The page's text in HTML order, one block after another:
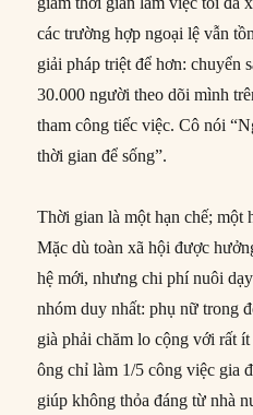
các trường hợp ngoại lệ vẫn
giải pháp triệt để hơn: chuyển
30.000 người theo dõi mình
tham công tiếc việc. Cô nói
thời gian để sống”.
Thời gian là một hạn chế; một
Mặc dù toàn xã hội được
hệ mới, nhưng chi phí nuôi
nhóm duy nhất: phụ nữ trong
già phải chăm lo cộng với rất
ông chỉ làm 1/5 công việc gia
giúp không thỏa đáng từ nhà